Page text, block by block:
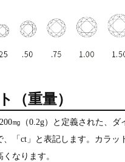
（重量）
㎎（0.2g）と定義された、ダ
、「ct」と表記します。カラッ
なります。